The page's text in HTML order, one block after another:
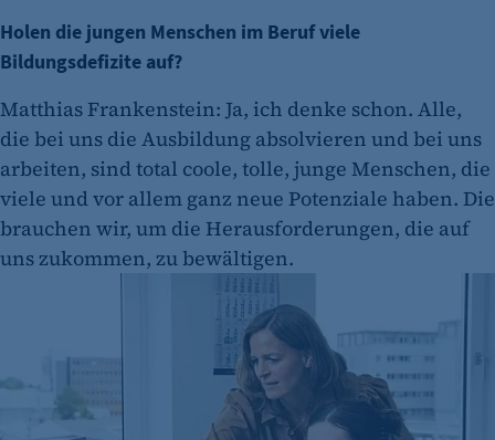
Holen die jungen Menschen im Beruf viele
Bildungsdefizite auf?
Matthias Frankenstein: Ja, ich denke schon. Alle,
die bei uns die Ausbildung absolvieren und bei uns
arbeiten, sind total coole, tolle, junge Menschen, die
viele und vor allem ganz neue Potenziale haben. Die
brauchen wir, um die Herausforderungen, die auf
uns zukommen, zu bewältigen.